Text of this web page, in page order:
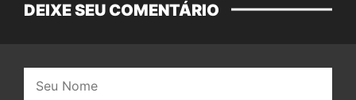
DEIXE SEU COMENTÁRIO